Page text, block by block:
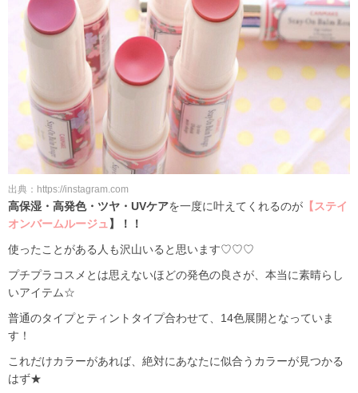
出典：https://instagram.com
高保湿・高発色・ツヤ・UVケアを一度に叶えてくれるのが 【ステイ
オンバームルージュ 】！！
使ったことがある人も沢山いると思います♡♡♡
プチプラコスメとは思えないほどの発色の良さが、本当に素晴らし
いアイテム☆
普通のタイプとティントタイプ合わせて、14色展開となっていま
す！
これだけカラーがあれば、絶対にあなたに似合うカラーが見つかる
はず★